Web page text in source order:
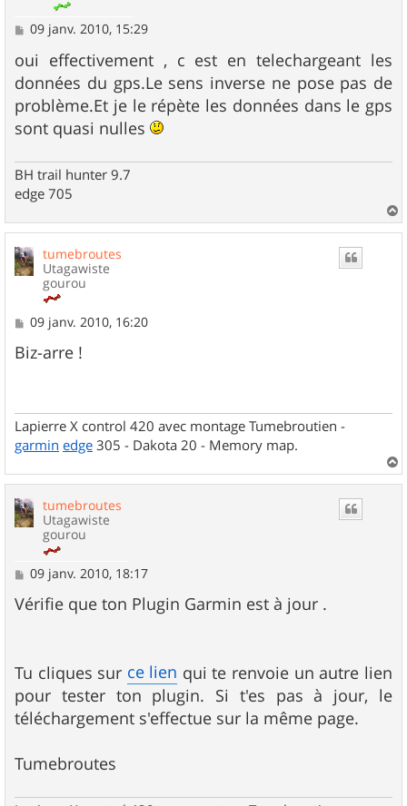
M
s
s
a
g
e
09 janv. 2010, 15:29
oui effectivement , c est en telechargeant les
données du gps.Le sens inverse ne pose pas de
problème.Et je le répète les données dans le gps
sont quasi nulles
BH trail hunter 9.7
edge 705
a
tumebroutes
Utagawiste
gourou
M
s
s
09 janv. 2010, 16:20
Biz-arre !
Lapierre X control 420 avec montage Tumebroutien -
garmin edge 305 - Dakota 20 - Memory map.
a
tumebroutes
Utagawiste
gourou
M
s
s
09 janv. 2010, 18:17
Vérifie que ton Plugin Garmin est à jour .
Tu cliques sur ce lien qui te renvoie un autre lien
pour tester ton plugin. Si t'es pas à jour, le
téléchargement s'effectue sur la même page.
Tumebroutes